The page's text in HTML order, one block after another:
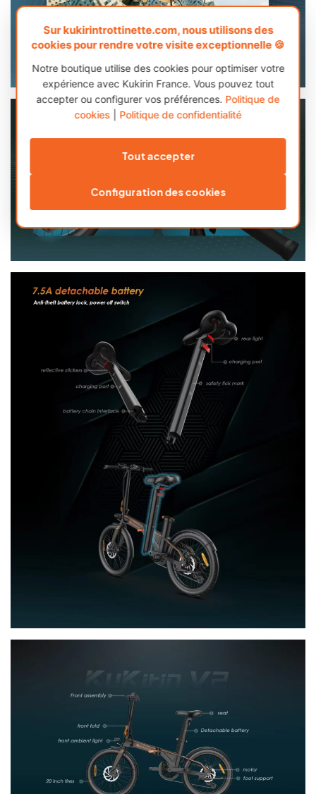
Sur kukirintrottinette.com, nous utilisons des
cookies pour rendre votre visite exceptionnelle 🍪
Notre boutique utilise des cookies pour optimiser votre
expérience avec Kukirin France. Vous pouvez tout
accepter ou configurer vos préférences. Politique de
cookies
Politique de confidentialité
Tout accepter
Configuration des cookies